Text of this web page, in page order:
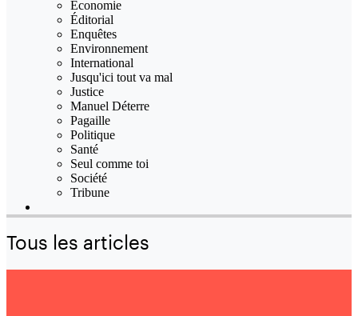
Économie
Éditorial
Enquêtes
Environnement
International
Jusqu'ici tout va mal
Justice
Manuel Déterre
Pagaille
Politique
Santé
Seul comme toi
Société
Tribune
Tous les articles